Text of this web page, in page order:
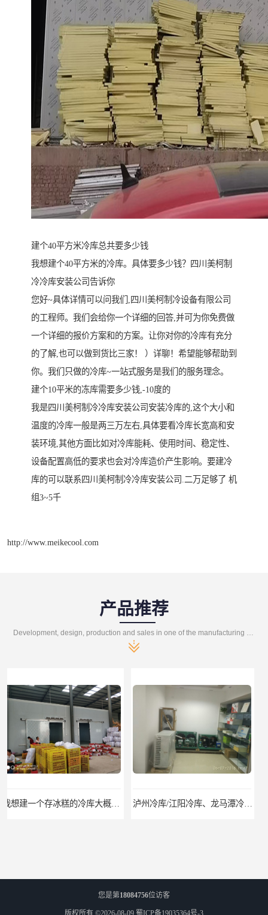
建个40平方米冷库总共要多少钱
我想建个40平方米的冷库。具体要多少钱？四川美柯制
冷冷库安装公司告诉你
您好~具体详情可以问我们,四川美柯制冷设备有限公司
的工程师。我们会给你一个详细的回答,并可为你免费做
一个详细的报价方案和的方案。让你对你的冷库有充分
的了解,也可以做到货比三家！ ）详聊！希望能够帮助到
你。我们只做的冷库~一站式服务是我们的服务理念。
建个10平米的冻库需要多少钱,-10度的
我是四川美柯制冷冷库安装公司安装冷库的,这个大小和
温度的冷库一般是两三万左右,具体要看冷库长宽高和安
装环境,其他方面比如对冷库能耗、使用时间、稳定性、
设备配置高低的要求也会对冷库造价产生影响。要建冷
库的可以联系四川美柯制冷冷库安装公司.二万足够了 机
组3~5千
http://www.meikecool.com
产品推荐
您是第18084756位访客
版权所有 ©2026-08-09 蜀ICP备19035364号-3